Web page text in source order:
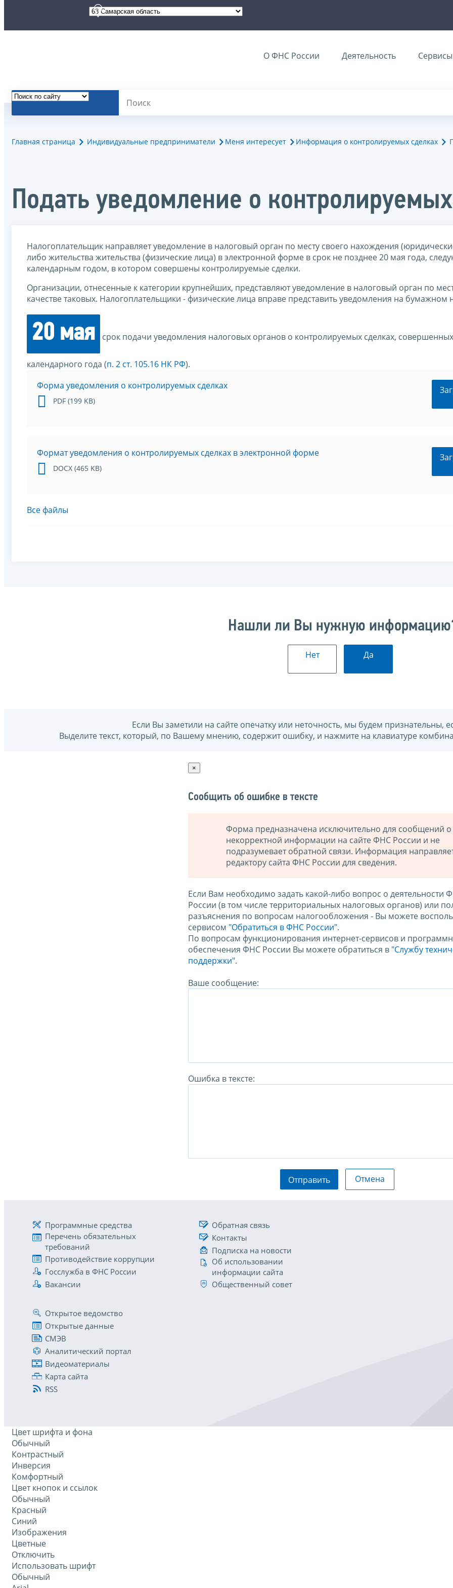
О ФНС России Деятельность Сервисы
Главная страница Индивидуальные предприниматели Меня интересует Информация о контролируемых сделках
Подать уведомление о
Налогоплательщик направляет уведомление в налоговый орган по месту своего нахождения
либо жительства жительства (физические лица) в электронной форме в срок не позднее 20 мая года,
календарным годом, в котором совершены контролируемые сделки.
Организации, отнесенные к категории крупнейших, представляют уведомление в налоговый орган по
качестве таковых. Налогоплательщики - физические лица вправе представить уведомления на бумажном
20 мая срок подачи уведомления налоговых органов о контролируемых сделках,
календарного года (п. 2 ст. 105.16 НК РФ).
Форма уведомления о контролируемых сделках
PDF (199 KB)
Формат уведомления о контролируемых сделках в электронной форме
DOCX (465 KB)
Все файлы
Нашли ли Вы нужную
Нет Да
Если Вы заметили на сайте опечатку или неточность, мы будем признательны,
Выделите текст, который, по Вашему мнению, содержит ошибку, и нажмите на клавиатуре
×
Сообщить об ошибке в тексте
Форма предназначена исключительно для сообщений о
некорректной информации на сайте ФНС России и не
подразумевает обратной связи. Информация
редактору сайта ФНС России для сведения.
Если Вам необходимо задать какой-либо вопрос о деятельности
России (в том числе территориальных налоговых органов) или
разъяснения по вопросам налогообложения - Вы можете
сервисом "Обратиться в ФНС России".
По вопросам функционирования интернет-сервисов и
обеспечения ФНС России Вы можете обратиться в "Службу
поддержки".
Ваше сообщение:
Ошибка в тексте:
Отправить Отмена
Программные средства
Перечень обязательных
требований
Противодействие коррупции
Госслужба в ФНС России
Вакансии
Обратная связь
Контакты
Подписка на новости
Об использовании
информации сайта
Общественный совет
Открытое ведомство
Открытые данные
СМЭВ
Аналитический портал
Видеоматериалы
Карта сайта
RSS
Цвет шрифта и фона
Обычный
Контрастный
Инверсия
Комфортный
Цвет кнопок и ссылок
Обычный
Красный
Синий
Изображения
Цветные
Отключить
Использовать шрифт
Обычный